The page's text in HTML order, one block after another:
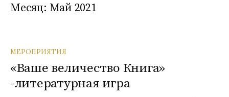
Месяц: Май 2021
МЕРОПРИЯТИЯ
«Ваше величество Книга»
-литературная игра